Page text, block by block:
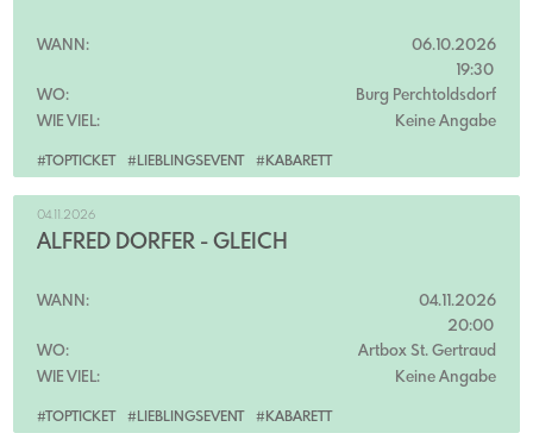
#TOPTICKET #LIEBLINGSEVENT #KABARETT
WANN:
06.10.2026
19:30
WO:
Burg Perchtoldsdorf
WIE VIEL:
Keine Angabe
#TOPTICKET #LIEBLINGSEVENT #KABARETT
04.11.2026
ALFRED DORFER - GLEICH
WANN:
04.11.2026
20:00
WO:
Artbox St. Gertraud
WIE VIEL:
Keine Angabe